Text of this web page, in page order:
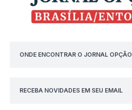
ONDE ENCONTRAR O JORNAL OPÇÃO
RECEBA NOVIDADES EM SEU EMAIL